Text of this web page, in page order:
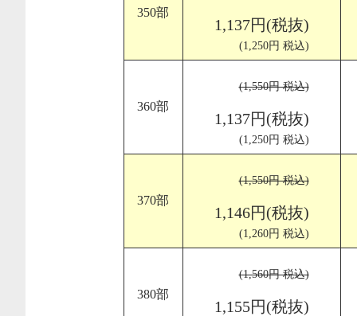
350部
1,137円(税抜)
(1,250円 税込)
360部
(1,550円 税込)
1,137円(税抜)
(1,250円 税込)
370部
(1,550円 税込)
1,146円(税抜)
(1,260円 税込)
380部
(1,560円 税込)
1,155円(税抜)